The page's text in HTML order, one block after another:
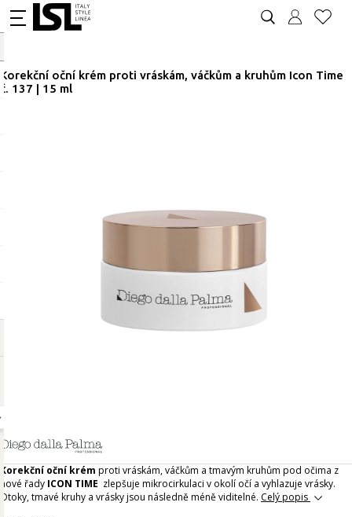
Korekční oční krém proti vráskám, váčkům a kruhům Icon Time
č. 137 | 15 ml
Korekční oční krém proti vráskám, váčkům a tmavým kruhům pod očima z
nové řady ICON TIME zlepšuje mikrocirkulaci v okolí očí a vyhlazuje vrásky.
Otoky, tmavé kruhy a vrásky jsou následně méně viditelné. Celý popis